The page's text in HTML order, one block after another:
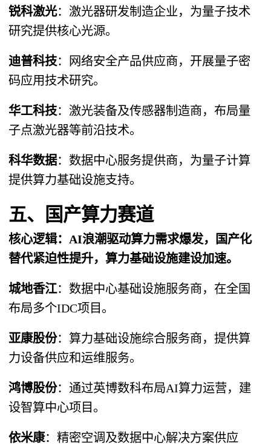
锐科激光​：激光器研发制造企业，为量子技术
研究提供核心光源。
迪普科技​：网络安全产品供应商，开展量子密
码应用技术研究。
华工科技​：激光装备及传感器制造商，布局量
子点激光器等前沿技术。
科华数据​：数据中心服务提供商，为量子计算
提供算力基础设施支持。
五、国产算力赛道
核心逻辑​：AI浪潮驱动算力需求爆发，国产化
替代紧迫性提升，算力基础设施建设加速。
城地香江​：数据中心基础设施服务商，在全国
布局多个IDC项目。
亚康股份​：算力基础设施综合服务商，提供算
力设备供应和运维服务。
鸿博股份​：通过英博数科布局AI算力运营，建
设智算中心项目。
依米康​：精密空调及数据中心解决方案供应